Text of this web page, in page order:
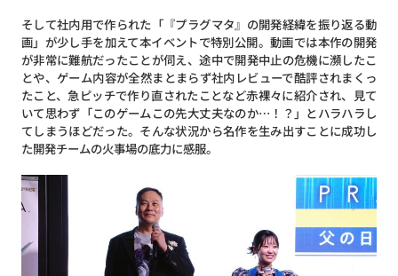
そして社内用で作られた「『プラグマタ』の開発経緯を振り返る動
画」が少し手を加えて本イベントで特別公開。動画では本作の開発
が非常に難航だったことが伺え、途中で開発中止の危機に瀕したこ
とや、ゲーム内容が全然まとまらず社内レビューで酷評されまくっ
たこと、急ピッチで作り直されたことなど赤裸々に紹介され、見て
いて思わず「このゲームこの先大丈夫なのか…！？」とハラハラし
てしまうほどだった。そんな状況から名作を生み出すことに成功し
た開発チームの火事場の底力に感服。